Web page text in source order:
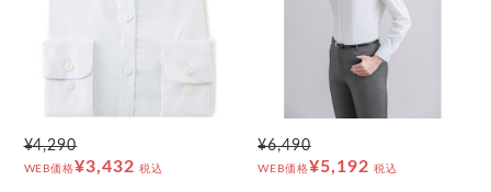
¥4,290
WEB価格¥3,432 税込
¥6,490
WEB価格¥5,192 税込